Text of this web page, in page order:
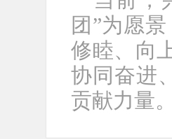
团”为愿
修睦、向
协同奋进
贡献力量